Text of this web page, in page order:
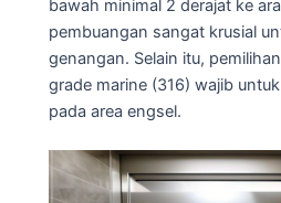
bawah minimal 2 derajat ke
pembuangan sangat krusial
genangan. Selain itu,
grade marine (316) wajib
pada area engsel.